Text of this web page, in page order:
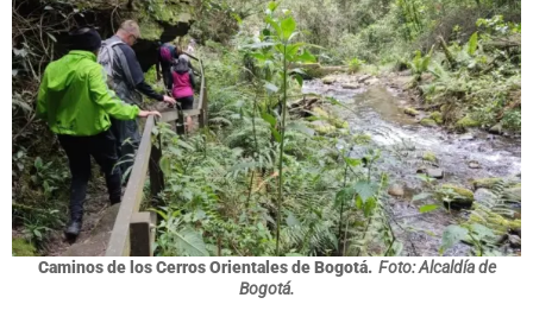
Caminos de los Cerros Orientales de Bogotá. Foto: Alcaldía de
Bogotá.